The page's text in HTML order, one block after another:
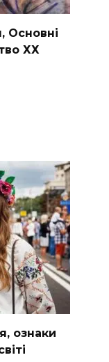
Основні
ХХ
ознаки